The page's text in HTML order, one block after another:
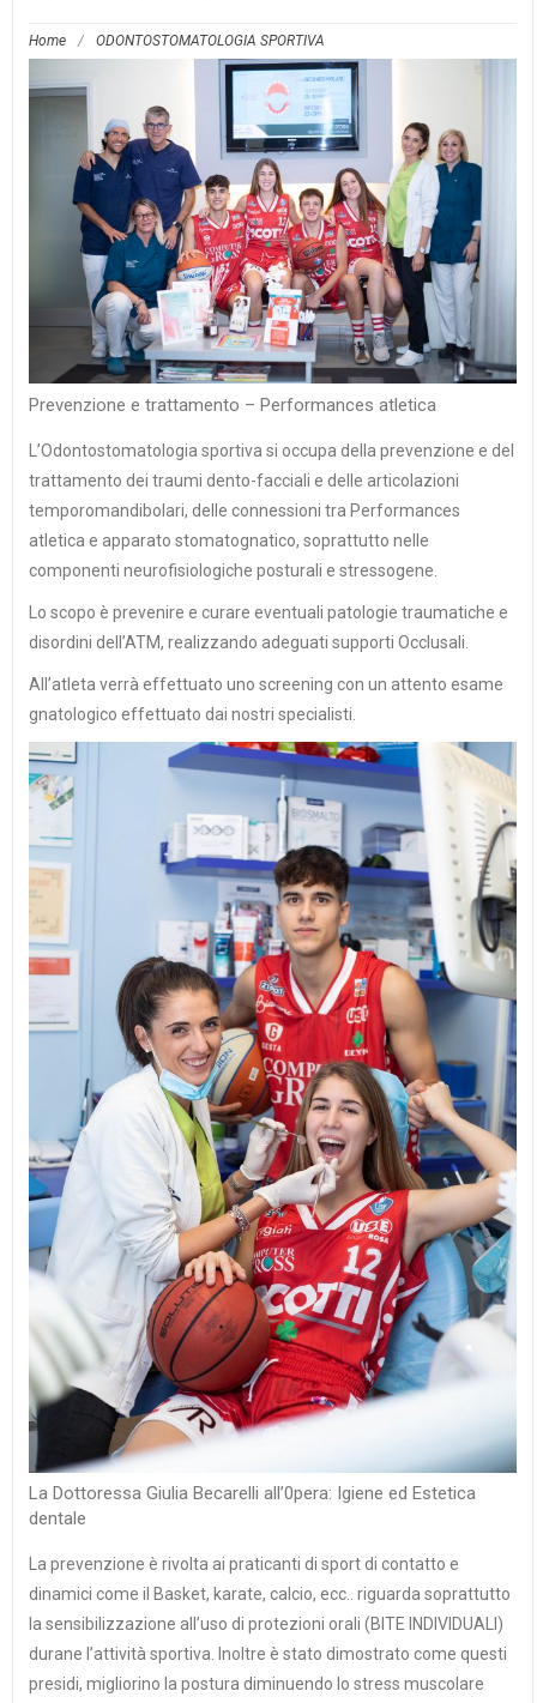
Home / ODONTOSTOMATOLOGIA SPORTIVA
Prevenzione e trattamento – Performances atletica
L’Odontostomatologia sportiva si occupa della prevenzione e del
trattamento dei traumi dento-facciali e delle articolazioni
temporomandibolari, delle connessioni tra Performances
atletica e apparato stomatognatico, soprattutto nelle
componenti neurofisiologiche posturali e stressogene.
Lo scopo è prevenire e curare eventuali patologie traumatiche e
disordini dell’ATM, realizzando adeguati supporti Occlusali.
All’atleta verrà effettuato uno screening con un attento esame
gnatologico effettuato dai nostri specialisti.
La Dottoressa Giulia Becarelli all’0pera: Igiene ed Estetica
dentale
La prevenzione è rivolta ai praticanti di sport di contatto e
dinamici come il Basket, karate, calcio, ecc.. riguarda soprattutto
la sensibilizzazione all’uso di protezioni orali (BITE INDIVIDUALI)
durane l’attività sportiva. Inoltre è stato dimostrato come questi
presidi, migliorino la postura diminuendo lo stress muscolare